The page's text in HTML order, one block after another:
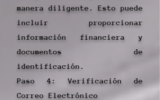
manera diligente. Esto puede
incluir proporcionar
información financiera y
documentos de
identificación.
Paso 4: Verificación de
Correo Electrónico